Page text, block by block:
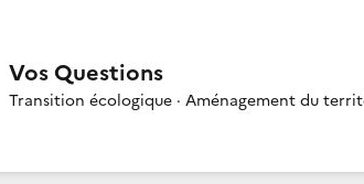
Vos Questions
Transition écologique · Aménagement du